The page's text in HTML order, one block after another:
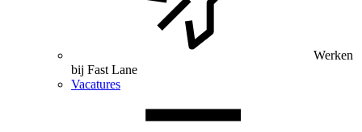
Werken
bij Fast Lane
Vacatures